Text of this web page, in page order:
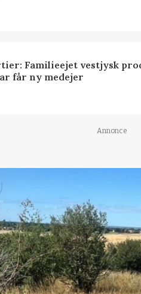
Familieejet vestjysk
får ny medejer
Annonce